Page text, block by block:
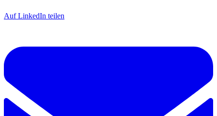
Auf LinkedIn teilen